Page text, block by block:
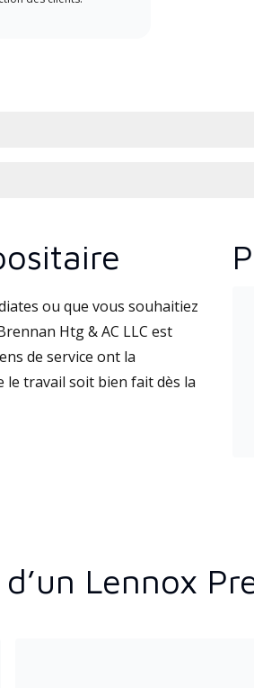
ou que vous souhaitiez
Htg & AC LLC est
de service ont la
travail soit bien fait dès la
Lennox